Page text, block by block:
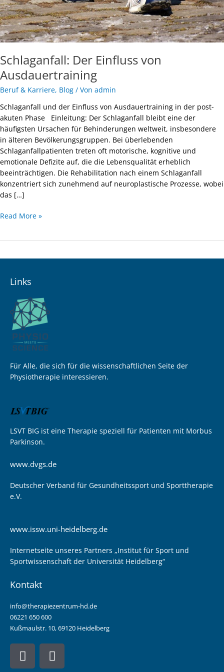
Schlaganfall: Der Einfluss von
Ausdauertraining
Beruf & Karriere, Blog / Von admin
Schlaganfall und der Einfluss von Ausdauertraining in der post-
akuten Phase Einleitung: Der Schlaganfall bleibt eine der
häufigsten Ursachen für Behinderungen weltweit, insbesondere
in älteren Bevölkerungsgruppen. Bei überlebenden
Schlaganfallpatienten treten oft motorische, kognitive und
emotionale Defizite auf, die die Lebensqualität erheblich
beeinträchtigen. Die Rehabilitation nach einem Schlaganfall
konzentriert sich zunehmend auf neuroplastische Prozesse, wobei
das […]
Read More »
Links
Für Alle, die sich für die wissenschaftlichen Seite der
Physiotherapie interessieren.
LSVT BIG ist eine Therapie speziell für Patienten mit Morbus
Parkinson.
www.dvgs.de
Deutscher Verband für Gesundheitssport und Sporttherapie
e.V.
www.issw.uni-heidelberg.de
Internetseite unseres Partners „Institut für Sport und
Sportwissenschaft der Universität Heidelberg“
Kontakt
info@therapiezentrum-hd.de
06221 650 600
Kußmaulstr. 10, 69120 Heidelberg
F
a
I
n